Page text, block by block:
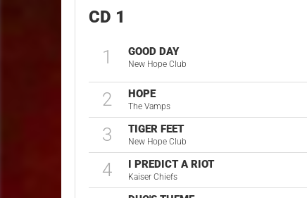
CD 1
1 GOOD DAY
New Hope Club
2 HOPE
The Vamps
3 TIGER FEET
New Hope Club
4 I PREDICT A RIOT
Kaiser Chiefs